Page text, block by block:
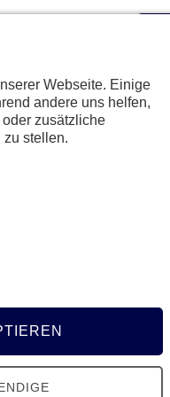
Ausbildungen
zu finden.
Webseite. Einige
andere uns helfen,
zusätzliche
zu stellen.